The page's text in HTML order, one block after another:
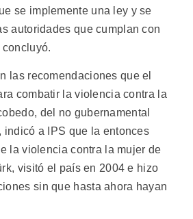
se implemente una ley y se
autoridades que cumplan con
las recomendaciones que el
combatir la violencia contra la
del no gubernamental
indicó a IPS que la entonces
la violencia contra la mujer de
visitó el país en 2004 e hizo
sin que hasta ahora hayan